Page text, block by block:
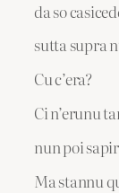
da so
sutta supra
Cu c’era?
Ci n’erunu
nun poi
Ma stannu